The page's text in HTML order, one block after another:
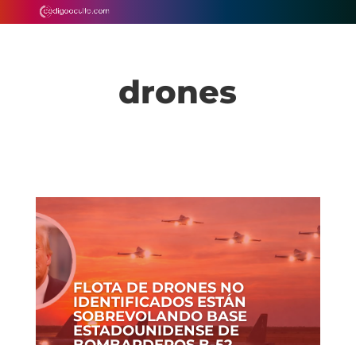
drones
FLOTA DE DRONES NO
IDENTIFICADOS ESTÁN
SOBREVOLANDO BASE
ESTADOUNIDENSE DE